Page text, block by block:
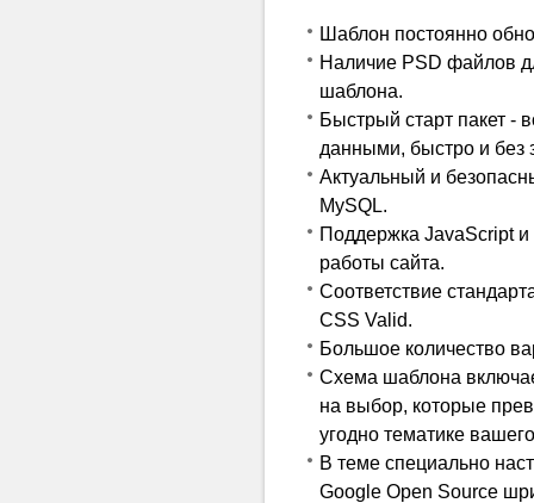
Шаблон постоянно
Наличие PSD файлов
шаблона.
Быстрый старт пакет -
данными, быстро и без
Актуальный и
MySQL.
Поддержка JavaScript и
работы сайта.
Соответствие
CSS Valid.
Большое количество
Схема шаблона
на выбор, которые
угодно тематике
В теме специально
Google Open Source